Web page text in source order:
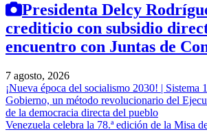
Presidenta Delcy
crediticio con subsidio
encuentro con Juntas de
7 agosto, 2026
¡Nueva época del socialismo 2030! | Sistema
Gobierno, un método revolucionario del
de la democracia directa del pueblo
Venezuela celebra la 78.ª edición de la Misa